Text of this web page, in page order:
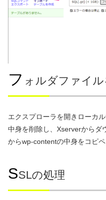
フ ォルダファイル
エクスプローラを開きローカ
中身を削除し、Xserverからダ
からwp-contentの中身をコピペ
SSLの処理